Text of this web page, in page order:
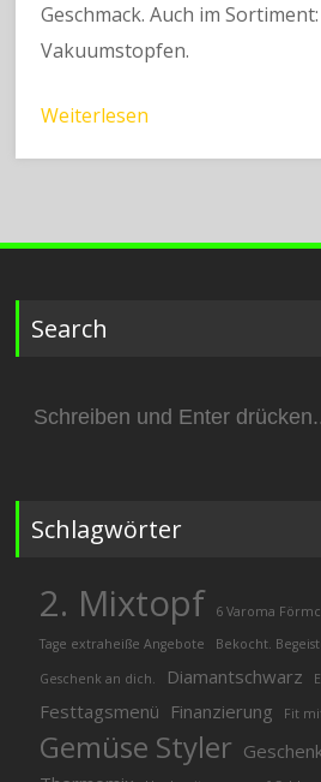
Geschmack. Auch im
Vakuumstopfen.
Weiterlesen
Search
nach:
Schlagwörter
2. Mixtopf 6 Varoma
Tage extraheiße Angebote
Bekocht.
Geschenk an dich. Diamantschwarz
Festtagsmenü Finanzierung Fit
Gemüse Styler